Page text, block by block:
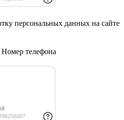
персональных данных на сайте
Номер телефона